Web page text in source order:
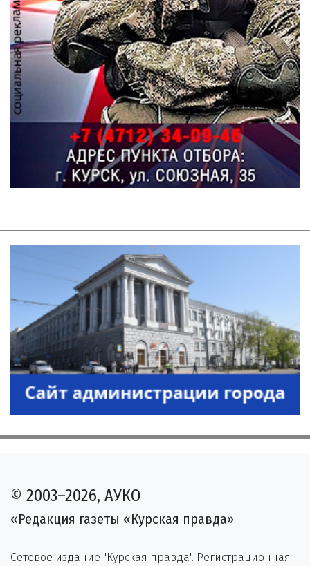
© 2003–2026, АУКО
«Редакция газеты «Курская правда»
Сетевое издание "Курская правда". Регистрационная